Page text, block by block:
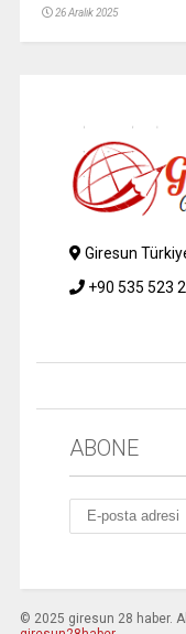
26 Aralık 2025
Giresun
+90 535 523
ABONE
© 2025 giresun 28 haber.